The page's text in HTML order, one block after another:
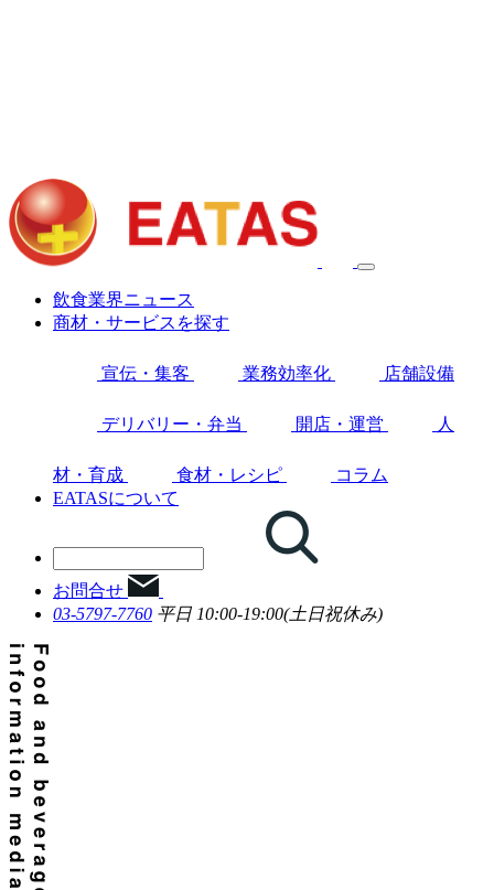
飲食業界ニュース
商材・サービスを探す
宣伝・集客 業務効率化 店舗設備
デリバリー・弁当 開店・運営 人
材・育成 食材・レシピ
コラム
EATASについて
お問合せ
03-5797-7760 平日 10:00-19:00(土日祝休み)